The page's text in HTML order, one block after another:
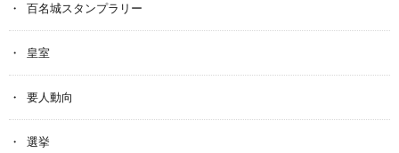
百名城スタンプラリー
皇室
要人動向
選挙